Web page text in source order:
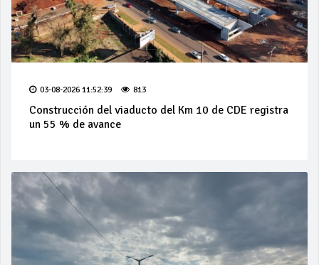
03-08-2026 11:52:39 813
Construcción del viaducto del Km 10 de CDE registra
un 55 % de avance